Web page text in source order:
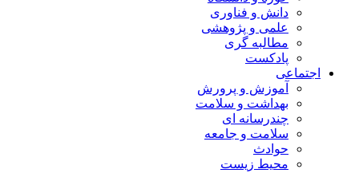
دانش و فناوری
علمی و پژوهشی
مطالبه گری
پادکست
اجتماعی
آموزش و پرورش
بهداشت و سلامت
چندرسانه ای
سلامت و جامعه
حوادث
محیط زیست